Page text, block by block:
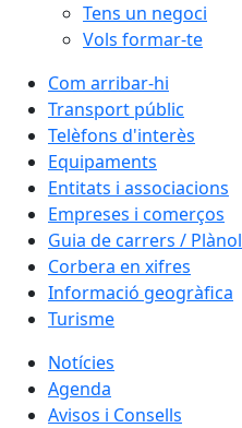
Tens un negoci
Vols formar-te
Com arribar-hi
Transport públic
Telèfons d'interès
Equipaments
Entitats i associacions
Empreses i comerços
Guia de carrers / Plànol
Corbera en xifres
Informació geogràfica
Turisme
Notícies
Agenda
Avisos i Consells